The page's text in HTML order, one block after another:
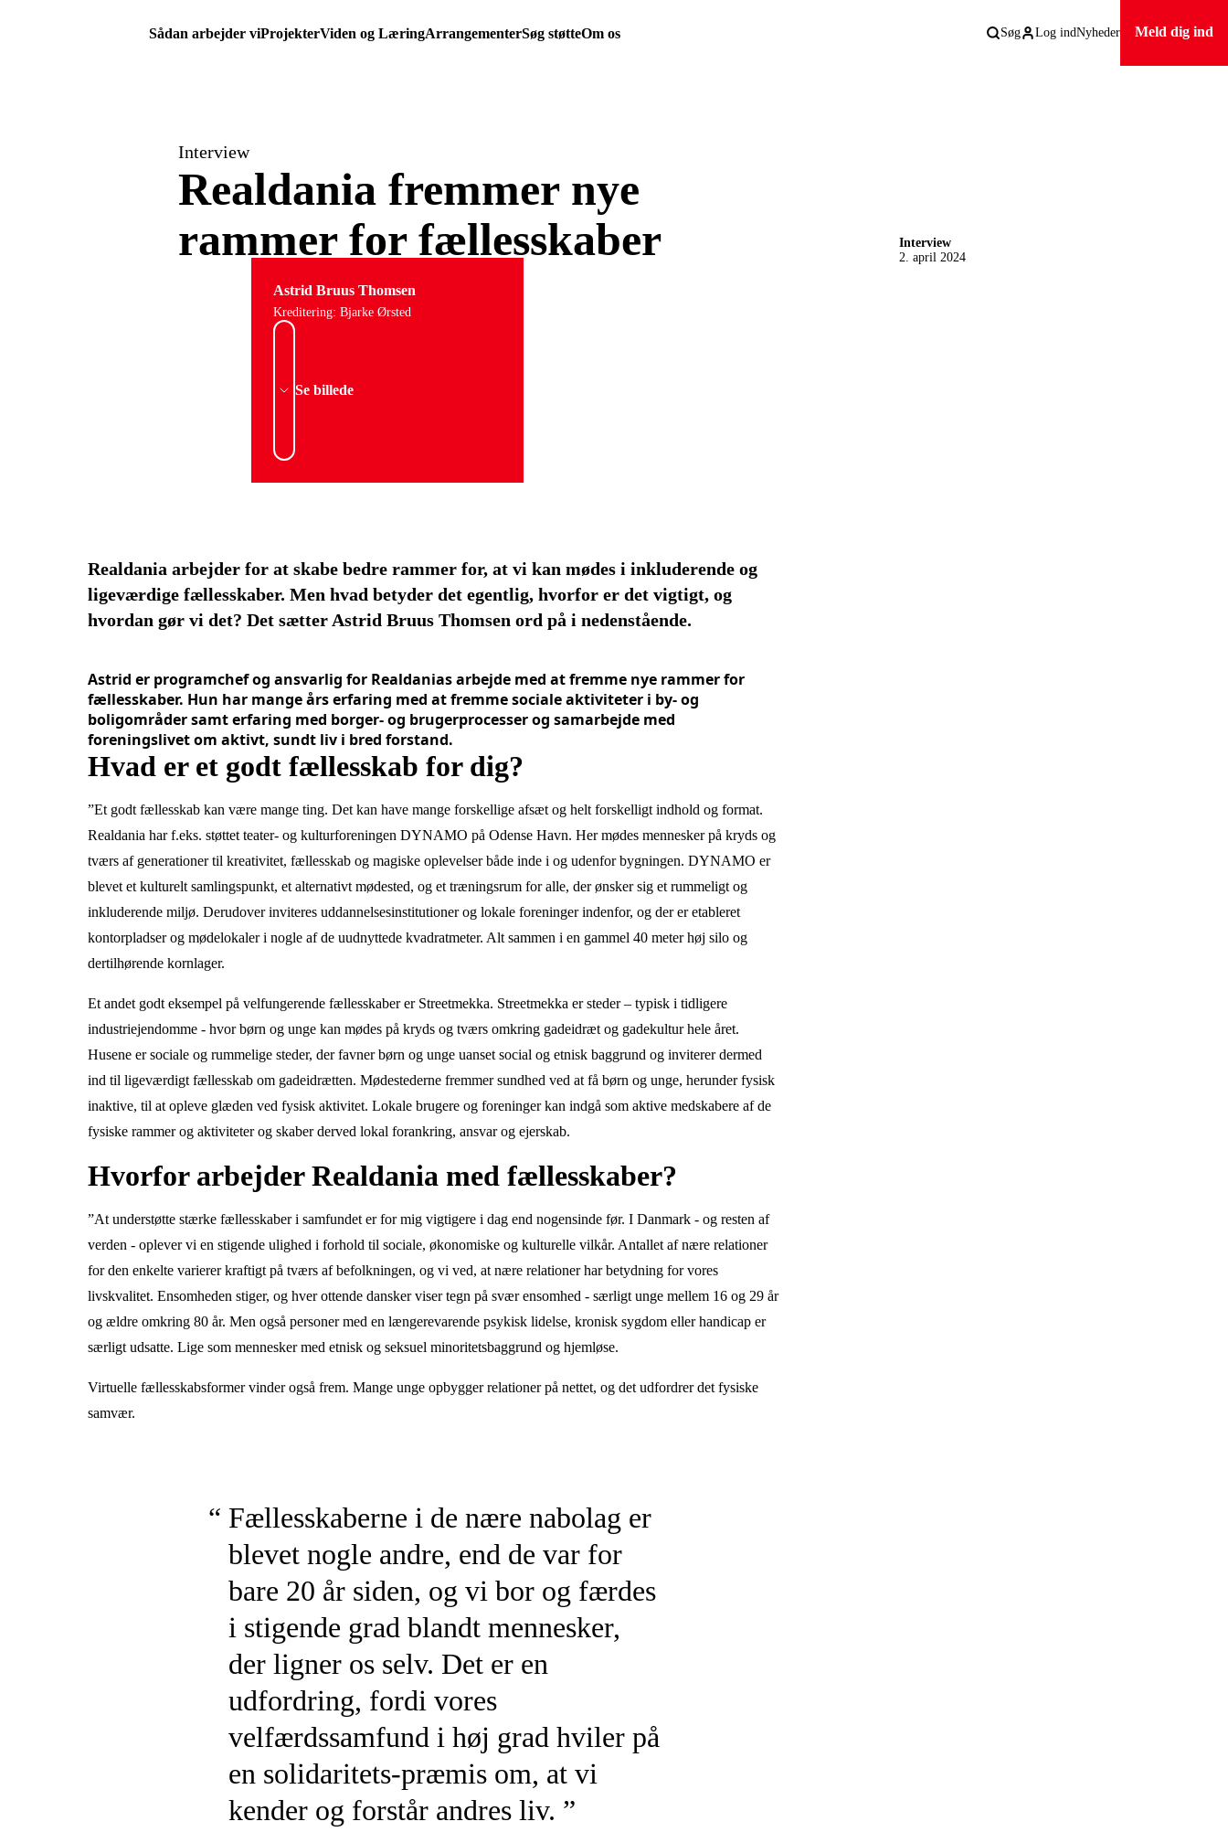
Sådan arbejder viProjekterViden og LæringArrangementerSøg støtteOm os Søg Log indNyheder Meld dig ind
Interview
Realdania fremmer nye
rammer for fællesskaber
Interview
2. april 2024
Astrid Bruus Thomsen
Kreditering: Bjarke Ørsted
Se billede
Realdania arbejder for at skabe bedre rammer for, at vi kan mødes i inkluderende og
ligeværdige fællesskaber. Men hvad betyder det egentlig, hvorfor er det vigtigt, og
hvordan gør vi det? Det sætter Astrid Bruus Thomsen ord på i nedenstående.
Astrid er programchef og ansvarlig for Realdanias arbejde med at fremme nye rammer for
fællesskaber. Hun har mange års erfaring med at fremme sociale aktiviteter i by- og
boligområder samt erfaring med borger- og brugerprocesser og samarbejde med
foreningslivet om aktivt, sundt liv i bred forstand.
Hvad er et godt fællesskab for dig?
”Et godt fællesskab kan være mange ting. Det kan have mange forskellige afsæt og helt forskelligt indhold og format.
Realdania har f.eks. støttet teater- og kulturforeningen DYNAMO på Odense Havn. Her mødes mennesker på kryds og
tværs af generationer til kreativitet, fællesskab og magiske oplevelser både inde i og udenfor bygningen. DYNAMO er
blevet et kulturelt samlingspunkt, et alternativt mødested, og et træningsrum for alle, der ønsker sig et rummeligt og
inkluderende miljø. Derudover inviteres uddannelsesinstitutioner og lokale foreninger indenfor, og der er etableret
kontorpladser og mødelokaler i nogle af de uudnyttede kvadratmeter. Alt sammen i en gammel 40 meter høj silo og
dertilhørende kornlager.
Et andet godt eksempel på velfungerende fællesskaber er Streetmekka. Streetmekka er steder – typisk i tidligere
industriejendomme - hvor børn og unge kan mødes på kryds og tværs omkring gadeidræt og gadekultur hele året.
Husene er sociale og rummelige steder, der favner børn og unge uanset social og etnisk baggrund og inviterer dermed
ind til ligeværdigt fællesskab om gadeidrætten. Mødestederne fremmer sundhed ved at få børn og unge, herunder fysisk
inaktive, til at opleve glæden ved fysisk aktivitet. Lokale brugere og foreninger kan indgå som aktive medskabere af de
fysiske rammer og aktiviteter og skaber derved lokal forankring, ansvar og ejerskab.
Hvorfor arbejder Realdania med fællesskaber?
”At understøtte stærke fællesskaber i samfundet er for mig vigtigere i dag end nogensinde før. I Danmark - og resten af
verden - oplever vi en stigende ulighed i forhold til sociale, økonomiske og kulturelle vilkår. Antallet af nære relationer
for den enkelte varierer kraftigt på tværs af befolkningen, og vi ved, at nære relationer har betydning for vores
livskvalitet. Ensomheden stiger, og hver ottende dansker viser tegn på svær ensomhed - særligt unge mellem 16 og 29 år
og ældre omkring 80 år. Men også personer med en længerevarende psykisk lidelse, kronisk sygdom eller handicap er
særligt udsatte. Lige som mennesker med etnisk og seksuel minoritetsbaggrund og hjemløse.
Virtuelle fællesskabsformer vinder også frem. Mange unge opbygger relationer på nettet, og det udfordrer det fysiske
samvær.
Fællesskaberne i de nære nabolag er
blevet nogle andre, end de var for
bare 20 år siden, og vi bor og færdes
i stigende grad blandt mennesker,
der ligner os selv. Det er en
udfordring, fordi vores
velfærdssamfund i høj grad hviler på
en solidaritets-præmis om, at vi
kender og forstår andres liv. ”